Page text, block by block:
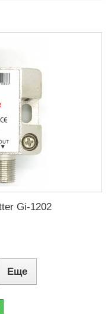
Gi-1202
Еще